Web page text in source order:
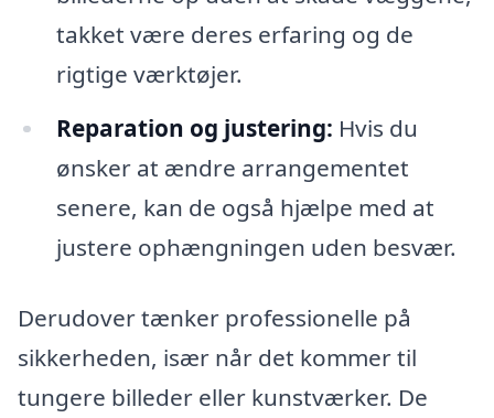
takket være deres erfaring og de
rigtige værktøjer.
Reparation og justering: Hvis du
ønsker at ændre arrangementet
senere, kan de også hjælpe med at
justere ophængningen uden besvær.
Derudover tænker professionelle på
sikkerheden, især når det kommer til
tungere billeder eller kunstværker. De